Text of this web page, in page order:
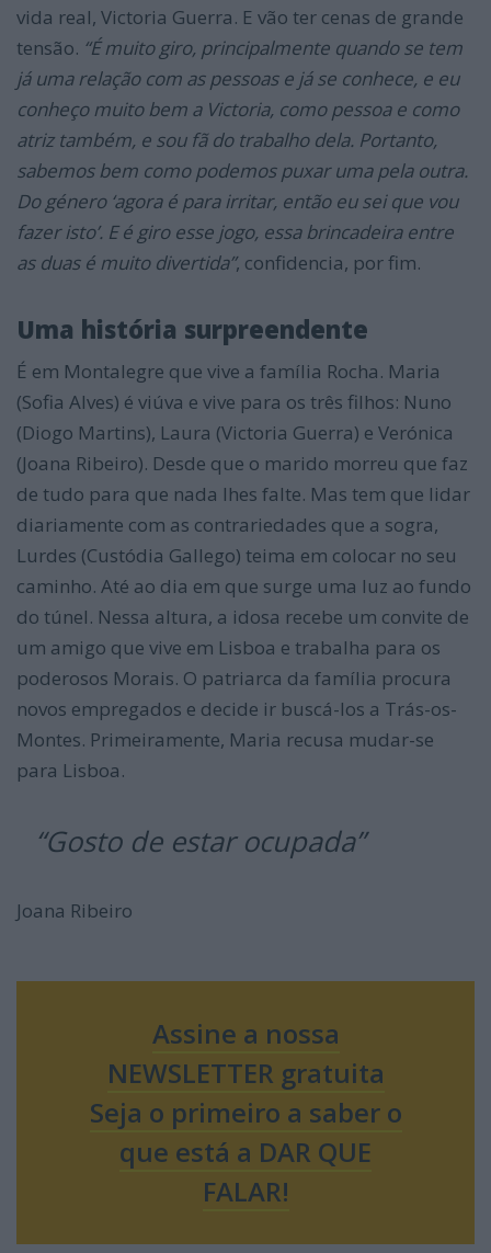
vida real, Victoria Guerra. E vão ter cenas de grande
tensão. “É muito giro, principalmente quando se tem
já uma relação com as pessoas e já se conhece, e eu
conheço muito bem a Victoria, como pessoa e como
atriz também, e sou fã do trabalho dela. Portanto,
sabemos bem como podemos puxar uma pela outra.
Do género ‘agora é para irritar, então eu sei que vou
fazer isto’. E é giro esse jogo, essa brincadeira entre
as duas é muito divertida”, confidencia, por fim.
Uma história surpreendente
É em Montalegre que vive a família Rocha. Maria
(Sofia Alves) é viúva e vive para os três filhos: Nuno
(Diogo Martins), Laura (Victoria Guerra) e Verónica
(Joana Ribeiro). Desde que o marido morreu que faz
de tudo para que nada lhes falte. Mas tem que lidar
diariamente com as contrariedades que a sogra,
Lurdes (Custódia Gallego) teima em colocar no seu
caminho. Até ao dia em que surge uma luz ao fundo
do túnel. Nessa altura, a idosa recebe um convite de
um amigo que vive em Lisboa e trabalha para os
poderosos Morais. O patriarca da família procura
novos empregados e decide ir buscá-los a Trás-os-
Montes. Primeiramente, Maria recusa mudar-se
para Lisboa.
“Gosto de estar ocupada”
Joana Ribeiro
Assine a nossa
NEWSLETTER gratuita
Seja o primeiro a saber o
que está a DAR QUE
FALAR!